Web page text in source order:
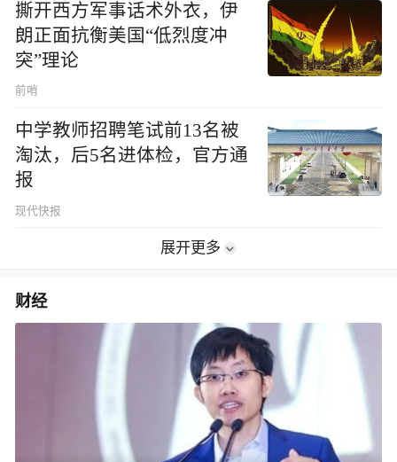
撕开西方军事话术外衣，伊
朗正面抗衡美国“低烈度冲
突”理论
前哨
中学教师招聘笔试前13名被
淘汰，后5名进体检，官方通
报
现代快报
展开更多
财经